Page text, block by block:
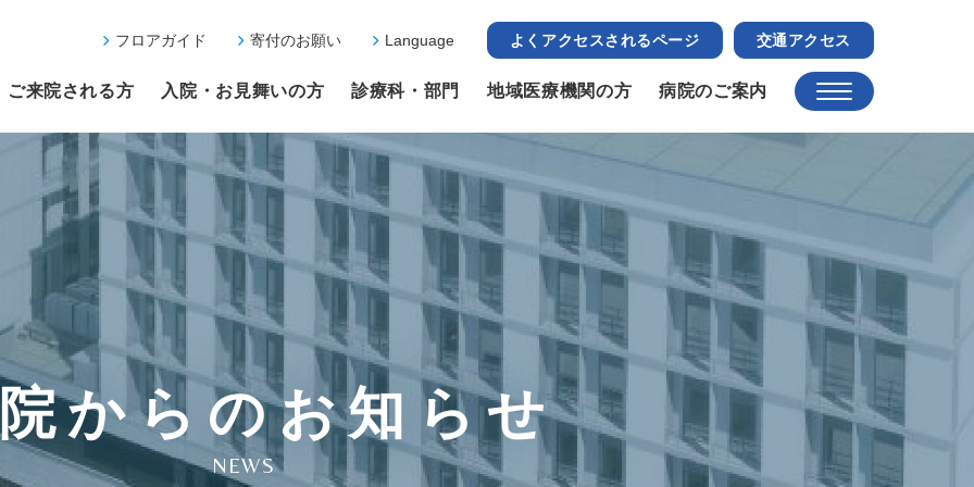
フロアガイド 寄付のお願い Language よくアクセスされるページ 交通アクセス
ご来院される方 入院・お見舞いの方 診療科・部門 地域医療機関の方 病院のご案内
からのお知らせ
NEWS